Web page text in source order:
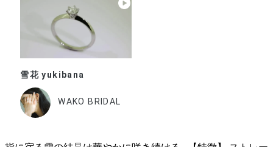
雪花 yukibana
WAKO BRIDAL